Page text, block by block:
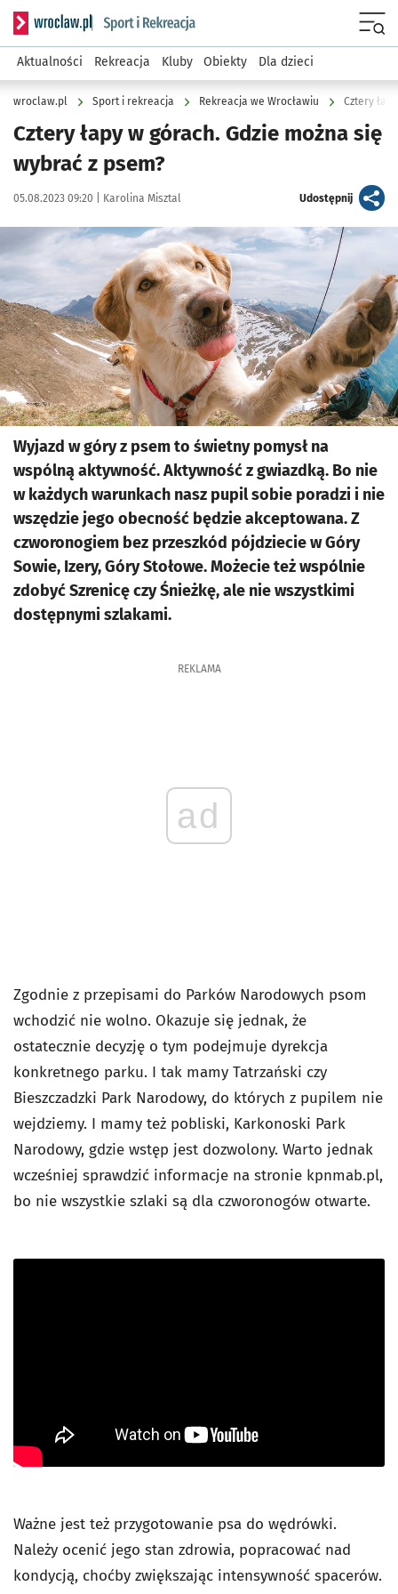
Serwis informacyjny wroclaw.pl podserwis: Sport i rekreacja
Aktualności Rekreacja Kluby Obiekty Dla dzieci
wroclaw.pl Sport i rekreacja Rekreacja we Wrocławiu Cztery
Cztery łapy w górach. Gdzie można się
wybrać z psem?
Data publikacji:
05.08.2023 09:20 | Autor:
Karolina Misztal Udostępnijartykuł
Kliknij, aby powiększyć
Wyjazd w góry z psem to świetny pomysł na
wspólną aktywność. Aktywność z gwiazdką. Bo nie
w każdych warunkach nasz pupil sobie poradzi i nie
wszędzie jego obecność będzie akceptowana. Z
czworonogiem bez przeszkód pójdziecie w Góry
Sowie, Izery, Góry Stołowe. Możecie też wspólnie
zdobyć Szrenicę czy Śnieżkę, ale nie wszystkimi
dostępnymi szlakami.
REKLAMA
ad
Zgodnie z przepisami do Parków Narodowych psom
wchodzić nie wolno. Okazuje się jednak, że
ostatecznie decyzję o tym podejmuje dyrekcja
konkretnego parku. I tak mamy Tatrzański czy
Bieszczadzki Park Narodowy, do których z pupilem nie
wejdziemy. I mamy też pobliski, Karkonoski Park
Narodowy, gdzie wstęp jest dozwolony. Warto jednak
wcześniej sprawdzić informacje na stronie kpnmab.pl,
bo nie wszystkie szlaki są dla czworonogów otwarte.
Ważne jest też przygotowanie psa do wędrówki.
Należy ocenić jego stan zdrowia, popracować nad
kondycją, choćby zwiększając intensywność spacerów.